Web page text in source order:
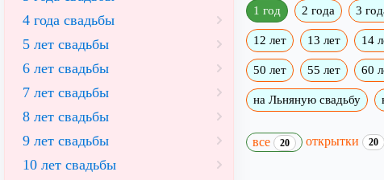
1 год 2 года 3
12 лет 13 лет 14
50 лет 55 лет 60
на Льняную свадьбу
все 20 открытки 20
4 года свадьбы
5 лет свадьбы
6 лет свадьбы
7 лет свадьбы
8 лет свадьбы
9 лет свадьбы
10 лет свадьбы